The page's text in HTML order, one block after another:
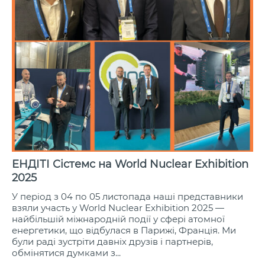
ЕНДІТІ Сістемс на World Nuclear Exhibition
2025
У період з 04 по 05 листопада наші представники
взяли участь у World Nuclear Exhibition 2025 —
найбільшій міжнародній події у сфері атомної
енергетики, що відбулася в Парижі, Франція. Ми
були раді зустріти давніх друзів і партнерів,
обмінятися думками з...